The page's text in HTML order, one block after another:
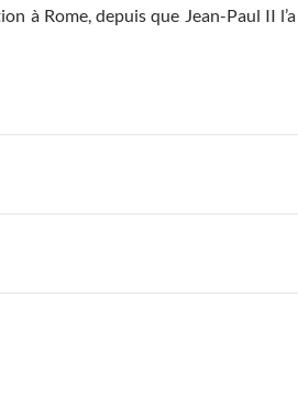
à Rome, depuis que Jean-Paul II l’a